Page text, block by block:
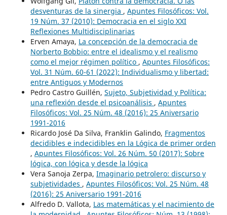
desventuras de la sinergia , Apuntes Filosóficos: Vol.
19 Núm. 37 (2010): Democracia en el siglo XXI
Reflexiones Multidisciplinarias
Erven Amaya, La concepción de la democracia de
Norberto Bobbio: entre el idealismo y el realismo
como el mejor régimen político , Apuntes Filosóficos:
Vol. 31 Núm. 60-61 (2022): Individualismo y libertad:
entre Antiguos y Modernos
Pedro Castro Guillén, Sujeto, Subjetividad y Política:
una reflexión desde el psicoanálisis , Apuntes
Filosóficos: Vol. 25 Núm. 48 (2016): 25 Aniversario
1991-2016
Ricardo José Da Silva, Franklin Galindo, Fragmentos
decidibles e indecidibles en la Lógica de primer orden
, Apuntes Filosóficos: Vol. 26 Núm. 50 (2017): Sobre
lógica, con lógica y desde la lógica
Vera Sanoja Zerpa, Imaginario petrolero: discurso y
subjetividades , Apuntes Filosóficos: Vol. 25 Núm. 48
(2016): 25 Aniversario 1991-2016
Alfredo D. Vallota, Las matemáticas y el nacimiento de